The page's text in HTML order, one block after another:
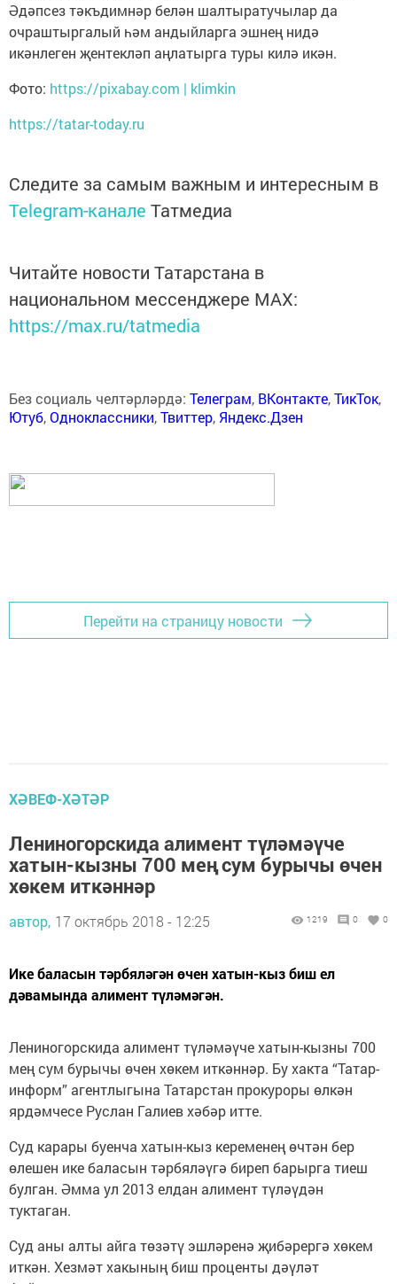
Әдәпсез тәкъдимнәр белән шалтыратучылар да
очраштыргалый һәм андыйларга эшнең нидә
икәнлеген җентекләп аңлатырга туры килә икән.
Фото: https://pixabay.com | klimkin
https://tatar-today.ru
Следите за самым важным и интересным в
Telegram-канале Татмедиа
Читайте новости Татарстана в
национальном мессенджере MАХ:
https://max.ru/tatmedia
Без социаль челтәрләрдә: Телеграм, ВКонтакте,ТикТок,
Ютуб,Одноклассники,Твиттер, Яндекс.Дзен
Перейти на страницу новости
ХӘВЕФ-ХӘТӘР
Лениногорскида алимент түләмәүче
хатын-кызны 700 мең сум бурычы өчен
хөкем иткәннәр
автор, 17 октябрь 2018 - 12:25 1219 0 0
Ике баласын тәрбяләгән өчен хатын-кыз биш ел
дәвамында алимент түләмәгән.
Лениногорскида алимент түләмәүче хатын-кызны 700
мең сум бурычы өчен хөкем иткәннәр. Бу хакта “Татар-
информ” агентлыгына Татарстан прокуроры өлкән
ярдәмчесе Руслан Галиев хәбәр итте.
Суд карары буенча хатын-кыз кеременең өчтән бер
өлешен ике баласын тәрбяләүгә биреп барырга тиеш
булган. Әмма ул 2013 елдан алимент түләүдән
туктаган.
Суд аны алты айга төзәтү эшләренә җибәрергә хөкем
иткән. Хезмәт хакының биш проценты дәүләт